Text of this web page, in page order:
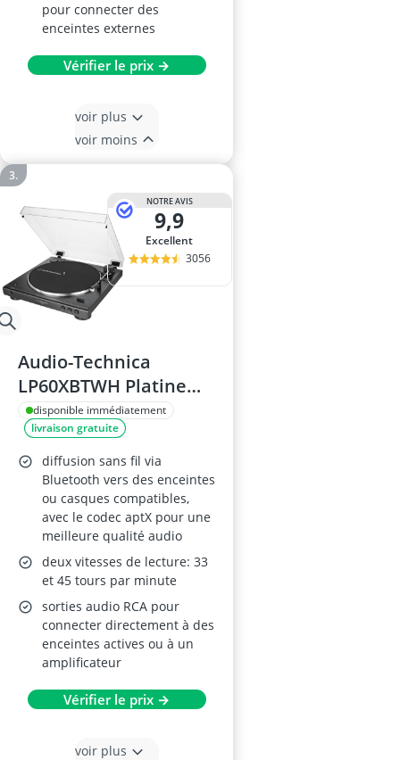
pour connecter des
enceintes externes
Vérifier le prix →
voir plus
voir moins
NOTRE AVIS
9,9
Excellent
3056
Audio-Technica
LP60XBTWH Platine
Vinyle Bluetooth
Automatique à
Courroie
disponible immédiatement
livraison gratuite
diffusion sans fil via
Bluetooth vers des enceintes
ou casques compatibles,
avec le codec aptX pour une
meilleure qualité audio
deux vitesses de lecture: 33
et 45 tours par minute
sorties audio RCA pour
connecter directement à des
enceintes actives ou à un
amplificateur
Vérifier le prix →
voir plus